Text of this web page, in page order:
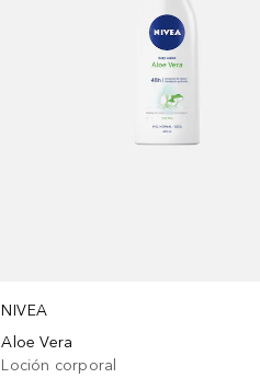
NIVEA
Aloe Vera
Loción corporal